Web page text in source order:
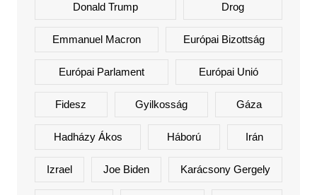
Donald Trump Drog
Emmanuel Macron Európai Bizottság
Európai Parlament Európai Unió
Fidesz Gyilkosság Gáza
Hadházy Ákos Háború Irán
Izrael Joe Biden Karácsony Gergely